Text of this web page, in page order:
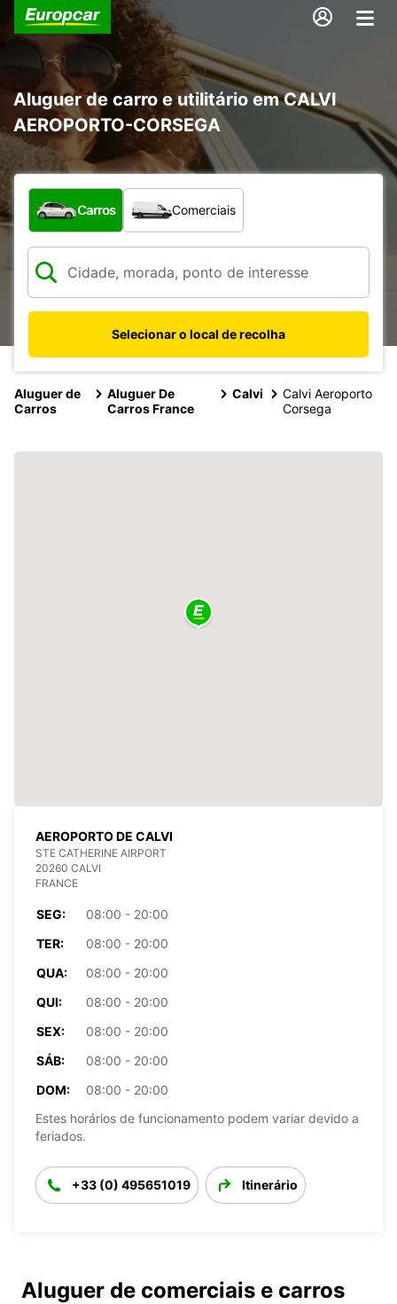
Aluguer de carro e utilitário em CALVI
AEROPORTO-CORSEGA
Que tipo de veículo pretende?
Carros Comerciais
Selecionar o local de recolha
Aluguer de
Carros
Aluguer De
Carros France
Calvi
Calvi Aeroporto
Corsega
AEROPORTO DE CALVI
STE CATHERINE AIRPORT
20260 CALVI
FRANCE
SEG:
08:00 - 20:00
TER:
08:00 - 20:00
QUA:
08:00 - 20:00
QUI:
08:00 - 20:00
SEX:
08:00 - 20:00
SÁB:
08:00 - 20:00
DOM:
08:00 - 20:00
Estes horários de funcionamento podem variar devido a
feriados.
+33 (0) 495651019 Itinerário
Aluguer de comerciais e carros